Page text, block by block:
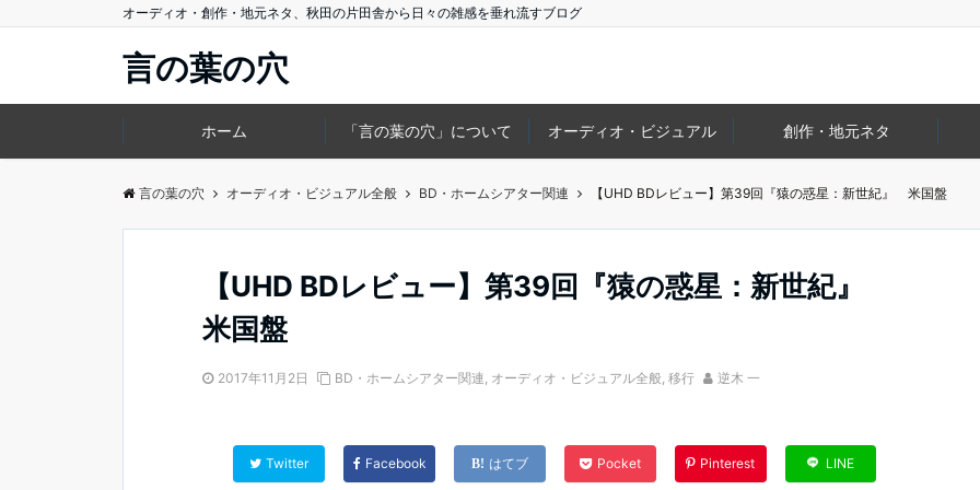
オーディオ・創作・地元ネタ、秋田の片田舎から日々の雑感を垂れ流すブログ
言の葉の穴
ホーム 「言の葉の穴」について オーディオ・ビジュアル 創作・地元ネタ
言の葉の穴 オーディオ・ビジュアル全般 BD・ホームシアター関連 【UHD BDレビュー】第39回『猿の惑星：新世紀』 米国盤
【UHD BDレビュー】第39回『猿の惑星：新世紀』
米国盤
2017年11月2日 BD・ホームシアター関連, オーディオ・ビジュアル全般, 移行 逆木 一
Twitter Facebook はてブ Pocket Pinterest LINE